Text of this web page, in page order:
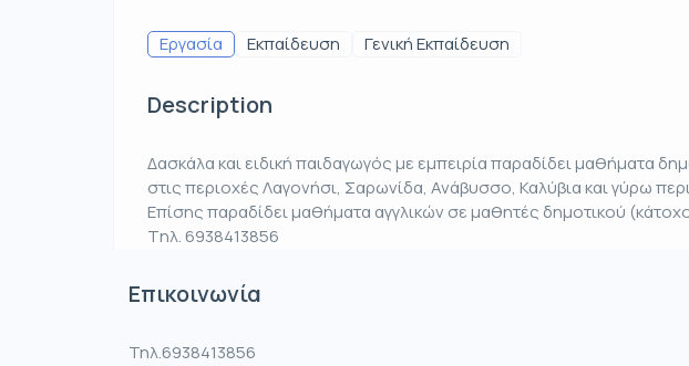
Εργασία Εκπαίδευση Γενική Εκπαίδευση
Description
Δασκάλα και ειδική παιδαγωγός με εμπειρία παραδίδει μαθήματα
στις περιοχές Λαγονήσι, Σαρωνίδα, Ανάβυσσο, Καλύβια και γύρω
Επίσης παραδίδει μαθήματα αγγλικών σε μαθητές δημοτικού
Tηλ. 6938413856
Επικοινωνία
Τηλ.6938413856